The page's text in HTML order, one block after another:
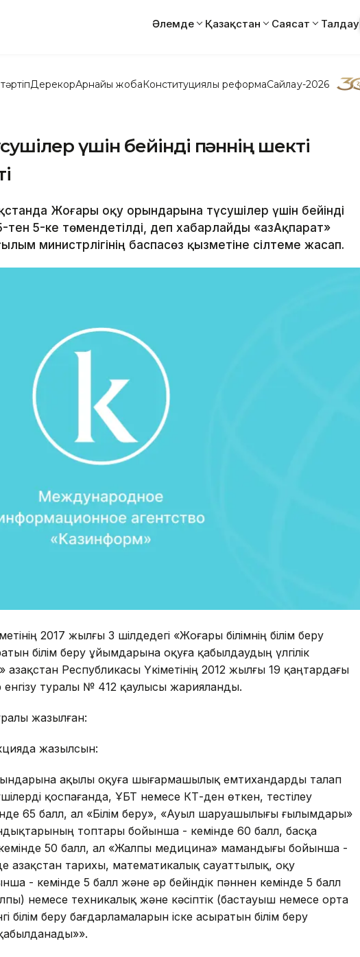
Әлемде Қазақстан Саясат Талдау
ДерекқорАрнайы жобаКонституциялық реформаСайлау-2026
үшін бейінді пәннің шекті
Жоғары оқу орындарына түсушілер үшін бейінді
5-ке төмендетілді, деп хабарлайды «ҚазАқпарат»
министрлігінің баспасөз қызметіне сілтеме жасап.
2017 жылғы 3 шілдедегі «Жоғары білімнің білім беру
білім беру ұйымдарына оқуға қабылдаудың үлгілік
Қазақстан Республикасы Үкіметінің 2012 жылғы 19 қаңтардағы
енгізу туралы № 412 қаулысы жарияланды.
жазылған:
жазылсын:
ақылы оқуға шығармашылық емтихандарды талап
қоспағанда, ҰБТ немесе КТ-ден өткен, тестілеу
65 балл, ал «Білім беру», «Ауыл шаруашылығы ғылымдары»
топтары бойынша - кемінде 60 балл, басқа
50 балл, ал «Жалпы медицина» мамандығы бойынша -
Қазақстан тарихы, математикалық сауаттылық, оқу
- кемінде 5 балл және әр бейіндік пәннен кемінде 5 балл
немесе техникалық және кәсіптік (бастауыш немесе орта
білім беру бағдарламаларын іске асыратын білім беру